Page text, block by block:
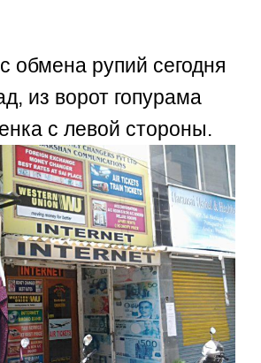
обмена рупий сегодня
из ворот гопурама
с левой стороны.